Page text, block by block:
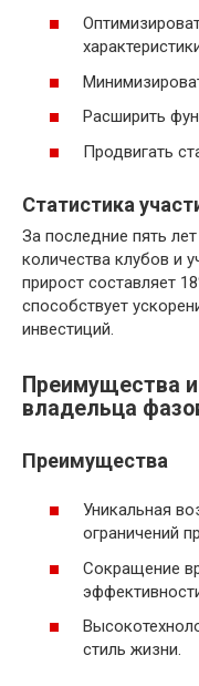
Расширить
Продвигать
Статистика
За последние пять
количества клубов и
прирост составляет
способствует
инвестиций.
Преимущества
владельца
Преимущества
Уникальная
ограничений
Сокращение
стиль жизни.